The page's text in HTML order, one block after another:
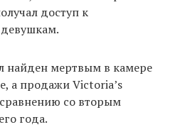
доступ к
найден мертвым в камере
а продажи Victoria’s
со вторым
года.